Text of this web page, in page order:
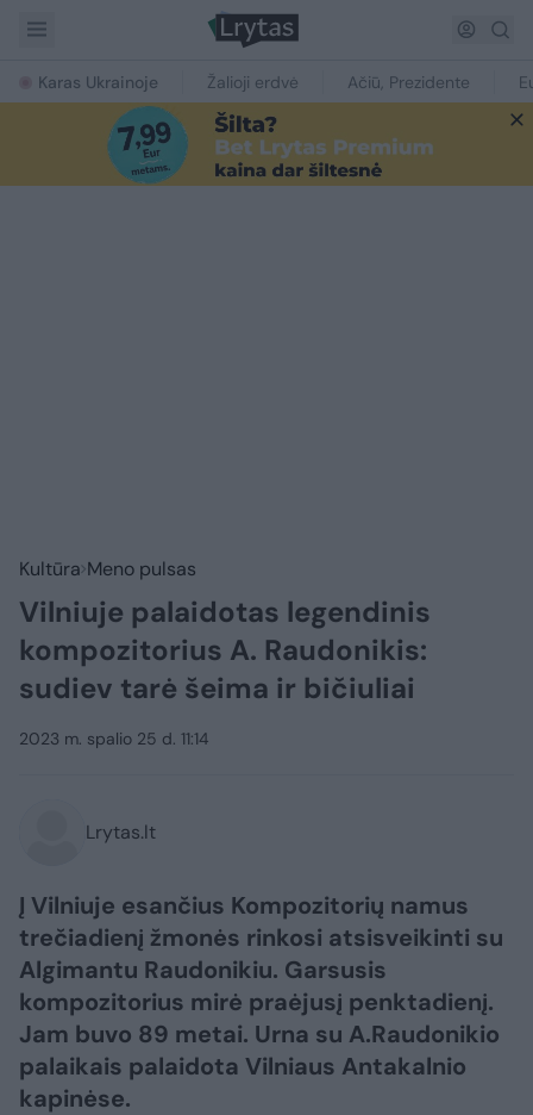
Karas Ukrainoje Žalioji erdvė Ačiū, Prezidente
Kultūra Meno pulsas
Vilniuje palaidotas legendinis
kompozitorius A. Raudonikis:
sudiev tarė šeima ir bičiuliai
2023 m. spalio 25 d. 11:14
Lrytas.lt
Į Vilniuje esančius Kompozitorių namus
trečiadienį žmonės rinkosi atsisveikinti su
Algimantu Raudonikiu. Garsusis
kompozitorius mirė praėjusį penktadienį.
Jam buvo 89 metai. Urna su A.Raudonikio
palaikais palaidota Vilniaus Antakalnio
kapinėse.